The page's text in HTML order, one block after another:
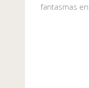
fantasmas